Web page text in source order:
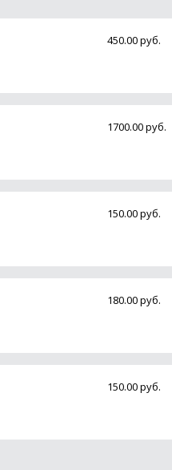
450.00 руб.
1700.00 руб.
150.00 руб.
180.00 руб.
150.00 руб.